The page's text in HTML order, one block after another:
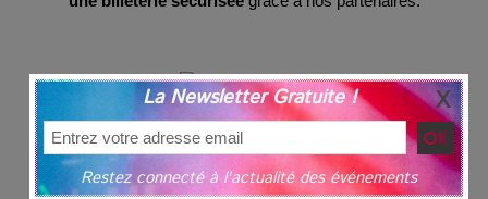
La Newsletter Gratuite !
Restez connecté à l'actualité des événements